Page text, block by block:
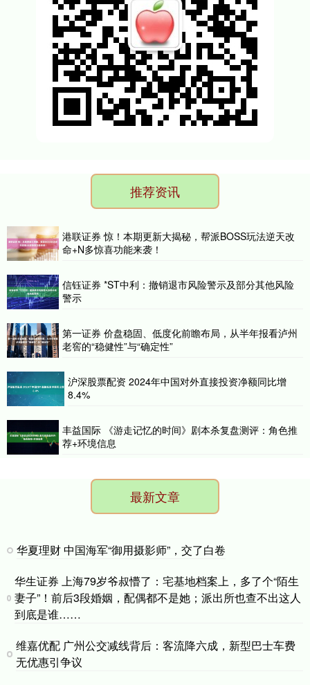
推荐资讯
港联证券 惊！本期更新大揭秘，帮派BOSS玩法逆天改
命+N多惊喜功能来袭！
信钰证券 *ST中利：撤销退市风险警示及部分其他风险
警示
第一证券 价盘稳固、低度化前瞻布局，从半年报看泸州
老窖的“稳健性”与“确定性”
沪深股票配资 2024年中国对外直接投资净额同比增
8.4%
丰益国际 《游走记忆的时间》剧本杀复盘测评：角色推
荐+环境信息
最新文章
华夏理财 中国海军“御用摄影师”，交了白卷
华生证券 上海79岁爷叔懵了：宅基地档案上，多了个“陌生
妻子”！前后3段婚姻，配偶都不是她；派出所也查不出这人
到底是谁……
维嘉优配 广州公交减线背后：客流降六成，新型巴士车费
无优惠引争议